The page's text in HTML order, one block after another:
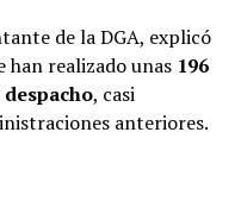
de la DGA, explicó
han realizado unas 196
, casi
anteriores.